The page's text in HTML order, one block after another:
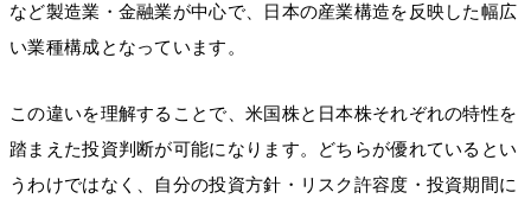
など製造業・金融業が中心で、日本の産業構造を反映した幅広
い業種構成となっています。
この違いを理解することで、米国株と日本株それぞれの特性を
踏まえた投資判断が可能になります。どちらが優れているとい
うわけではなく、自分の投資方針・リスク許容度・投資期間に